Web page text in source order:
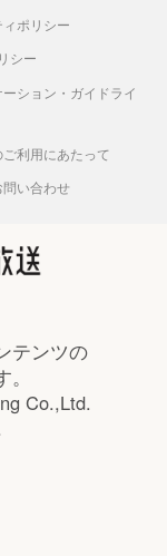
ポリシー
シー
ーション・ガイドライ
利用にあたって
い合わせ
テンツの
Co.,Ltd.